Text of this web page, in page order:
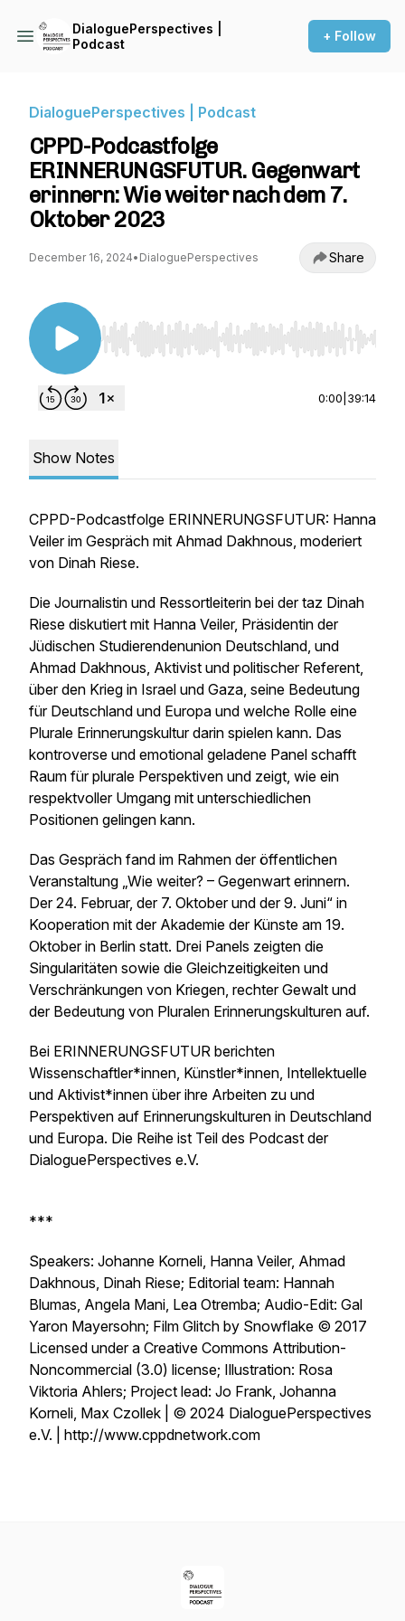
DialoguePerspectives |
Podcast
+ Follow
DialoguePerspectives | Podcast
CPPD-Podcastfolge
ERINNERUNGSFUTUR. Gegenwart
erinnern: Wie weiter nach dem 7.
Oktober 2023
December 16, 2024• DialoguePerspectives Share
Use Left/Right to seek, Home/End to jump to
0:00 39:14
Show Notes
CPPD-Podcastfolge ERINNERUNGSFUTUR: Hanna
Veiler im Gespräch mit Ahmad Dakhnous, moderiert
von Dinah Riese.
Die Journalistin und Ressortleiterin bei der taz Dinah
Riese diskutiert mit Hanna Veiler, Präsidentin der
Jüdischen Studierendenunion Deutschland, und
Ahmad Dakhnous, Aktivist und politischer Referent,
über den Krieg in Israel und Gaza, seine Bedeutung
für Deutschland und Europa und welche Rolle eine
Plurale Erinnerungskultur darin spielen kann. Das
kontroverse und emotional geladene Panel schafft
Raum für plurale Perspektiven und zeigt, wie ein
respektvoller Umgang mit unterschiedlichen
Positionen gelingen kann.
Das Gespräch fand im Rahmen der öffentlichen
Veranstaltung „Wie weiter? – Gegenwart erinnern.
Der 24. Februar, der 7. Oktober und der 9. Juni“ in
Kooperation mit der Akademie der Künste am 19.
Oktober in Berlin statt. Drei Panels zeigten die
Singularitäten sowie die Gleichzeitigkeiten und
Verschränkungen von Kriegen, rechter Gewalt und
der Bedeutung von Pluralen Erinnerungskulturen auf.
Bei ERINNERUNGSFUTUR berichten
Wissenschaftler*innen, Künstler*innen, Intellektuelle
und Aktivist*innen über ihre Arbeiten zu und
Perspektiven auf Erinnerungskulturen in Deutschland
und Europa. Die Reihe ist Teil des Podcast der
DialoguePerspectives e.V.
***
Speakers: Johanne Korneli, Hanna Veiler, Ahmad
Dakhnous, Dinah Riese; Editorial team: Hannah
Blumas, Angela Mani, Lea Otremba; Audio-Edit: Gal
Yaron Mayersohn; Film Glitch by Snowflake © 2017
Licensed under a Creative Commons Attribution-
Noncommercial (3.0) license; Illustration: Rosa
Viktoria Ahlers; Project lead: Jo Frank, Johanna
Korneli, Max Czollek | © 2024 DialoguePerspectives
e.V. | http://www.cppdnetwork.com